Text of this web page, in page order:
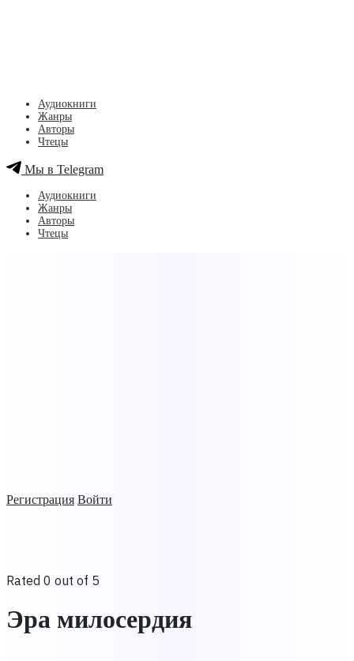
Регистрация Войти
Аудиокниги
Жанры
Авторы
Чтецы
Мы в Telegram
Аудиокниги
Жанры
Авторы
Чтецы
Rated 0 out of 5
Эра милосердия